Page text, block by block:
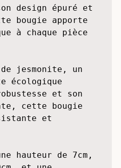
bougie qui
de décoration
à votre
design épuré et
à chaque pièce
jesmonite, un
écologique
et son
et